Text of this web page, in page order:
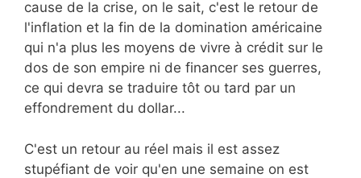
cause de la crise, on le sait, c'est le retour de
l'inflation et la fin de la domination américaine
qui n'a plus les moyens de vivre à crédit sur le
dos de son empire ni de financer ses guerres,
ce qui devra se traduire tôt ou tard par un
effondrement du dollar...
C'est un retour au réel mais il est assez
stupéfiant de voir qu'en une semaine on est